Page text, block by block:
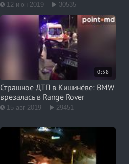
12 июн 2019 30535
0:58
Страшное ДТП в Кишинёве: BMW
врезалась в Range Rover
15 авг 2019 29451